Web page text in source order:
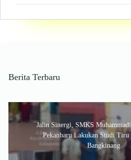
Muhammadiyah
dan
Muhammadiyah
3
Terpadu
Pekanbaru
Berita Terbaru
Jalin Sinergi, SMKS
Pekanbaru Lakukan Studi
Bangkinang